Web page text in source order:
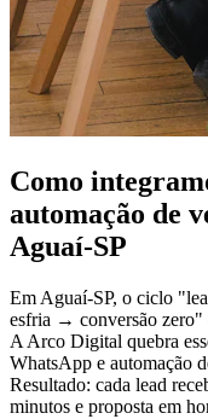
Como
automação de
Aguaí-SP
Em Aguaí-SP, o ciclo
esfria → conversão zero"
A Arco Digital quebra
WhatsApp e automação
Resultado: cada lead
minutos e proposta em